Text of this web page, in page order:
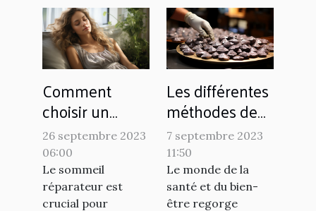
Comment
choisir un
matelas
hybride pour
un sommeil
réparateur
26 septembre 2023
06:00
Le sommeil
réparateur est
crucial pour
Les différentes
méthodes de
production de
l'argent
colloïdal
7 septembre 2023
11:50
Le monde de la
santé et du bien-
être regorge